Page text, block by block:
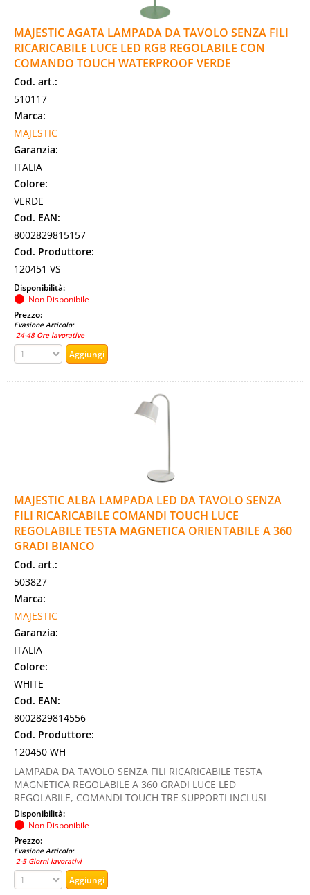
MAJESTIC AGATA LAMPADA DA TAVOLO SENZA FILI
RICARICABILE LUCE LED RGB REGOLABILE CON
COMANDO TOUCH WATERPROOF VERDE
Cod. art.:
510117
Marca:
MAJESTIC
Garanzia:
ITALIA
Colore:
VERDE
Cod. EAN:
8002829815157
Cod. Produttore:
120451 VS
Disponibilità:
Non Disponibile
Prezzo:
Evasione Articolo:
24-48 Ore lavorative
MAJESTIC ALBA LAMPADA LED DA TAVOLO SENZA
FILI RICARICABILE COMANDI TOUCH LUCE
REGOLABILE TESTA MAGNETICA ORIENTABILE A 360
GRADI BIANCO
Cod. art.:
503827
Marca:
MAJESTIC
Garanzia:
ITALIA
Colore:
WHITE
Cod. EAN:
8002829814556
Cod. Produttore:
120450 WH
LAMPADA DA TAVOLO SENZA FILI RICARICABILE TESTA
MAGNETICA REGOLABILE A 360 GRADI LUCE LED
REGOLABILE, COMANDI TOUCH TRE SUPPORTI INCLUSI
Disponibilità:
Non Disponibile
Prezzo:
Evasione Articolo:
2-5 Giorni lavorativi